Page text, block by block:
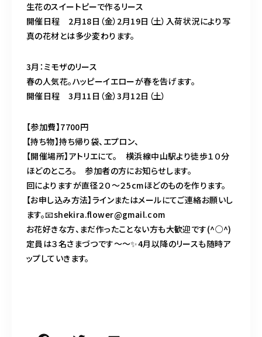
生花のスイートピーで作るリース
開催日程 2月18日（金）2月19日（土）入荷状況により写
真の花材とは多少変わります。
3月：ミモザのリース
春の人気花。ハッピーイエローが春を告げます。
開催日程 3月11日（金）3月12日（土）
【参加費】7700円
【持ち物】持ち帰り袋、エプロン、
【開催場所】アトリエにて。 横浜線中山駅より徒歩１０分
ほどのところ。 参加者の方にお知らせします。
回によりますが直径２０〜２5cmほどのものを作ります。
【お申し込み方法】ラインまたはメールにてご連絡お願いし
ます。📧shekira.flower@gmail.com
お花好きな方、まだ作ったことない方も大歓迎です(^○^)
定員は３名さまづつです〜〜✨4月以降のリースも随時ア
ップしていきます。